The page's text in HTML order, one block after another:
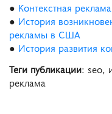
● Контекстная
● История
рекламы в США
● История развития
Теги публикации: seo,
реклама